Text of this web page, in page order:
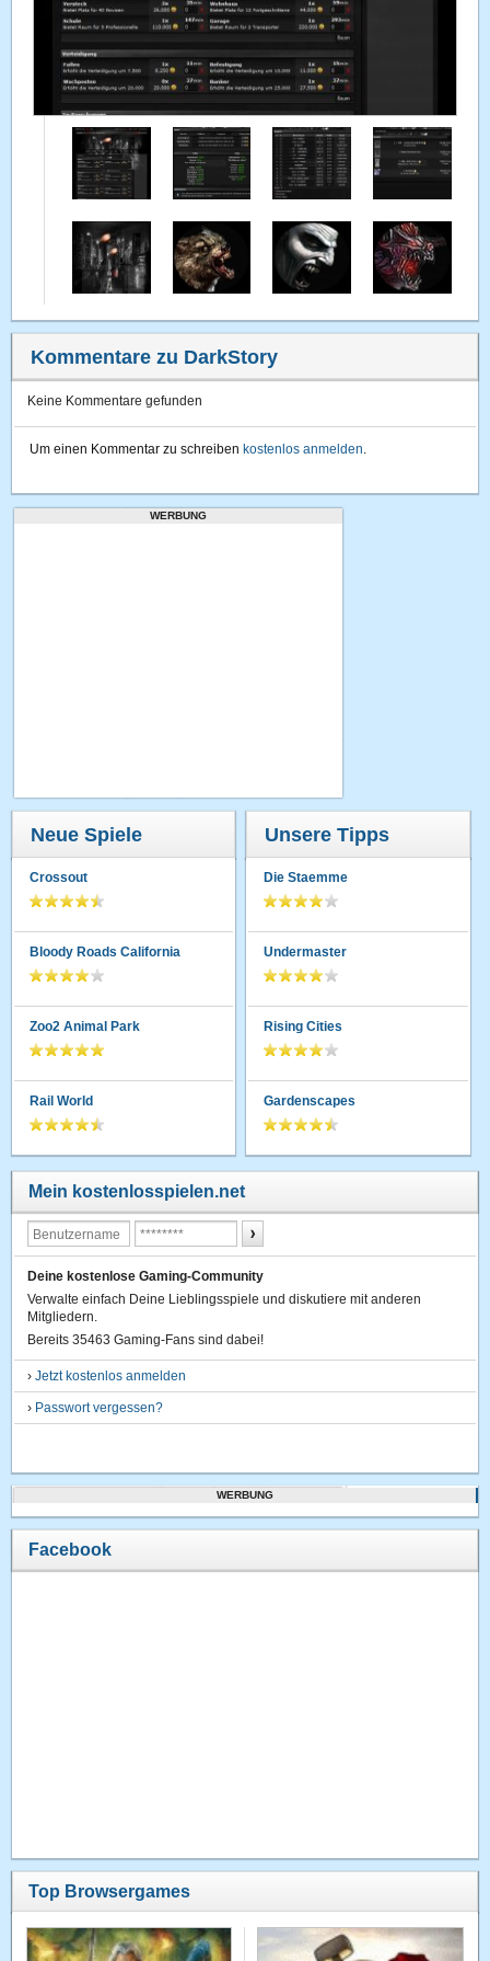
Kommentare zu DarkStory
Keine Kommentare gefunden
Um einen Kommentar zu schreiben kostenlos anmelden.
WERBUNG
Neue Spiele
Crossout
Bloody Roads California
Zoo2 Animal Park
Rail World
Unsere Tipps
Die Staemme
Undermaster
Rising Cities
Gardenscapes
Mein kostenlosspielen.net
Deine kostenlose Gaming-Community
Verwalte einfach Deine Lieblingsspiele und diskutiere mit anderen
Mitgliedern.
Bereits 35463 Gaming-Fans sind dabei!
›Jetzt kostenlos anmelden
› Passwort vergessen?
WERBUNG
Facebook
Top Browsergames